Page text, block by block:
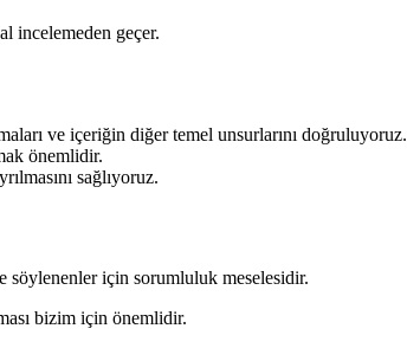
incelemeden geçer.
ve içeriğin diğer temel unsurlarını doğruluyoruz.
önemlidir.
sağlıyoruz.
söylenenler için sorumluluk meselesidir.
bizim için önemlidir.